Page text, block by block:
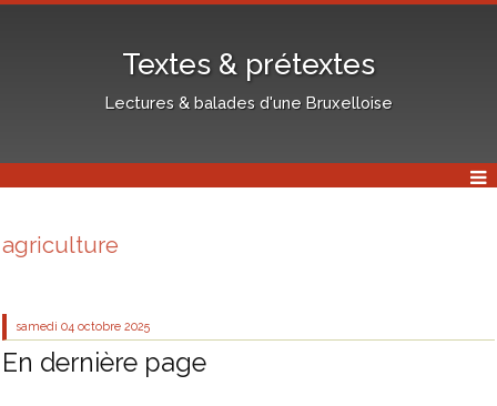
Textes & prétextes
Lectures & balades d'une Bruxelloise
agriculture
samedi 04 octobre 2025
En dernière page